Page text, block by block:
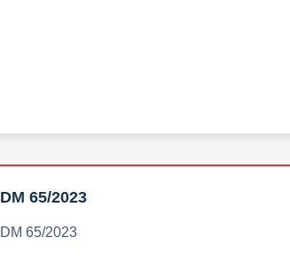
DM 65/2023
DM 65/2023